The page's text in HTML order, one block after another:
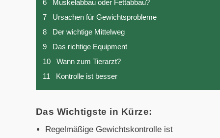
6
Muskelabbau oder Fettabbau?
7
Ursachen für Gewichtsprobleme
8
Der wichtige Mittelweg
9
Das richtige Equipment
10
Wann zum Tierarzt?
11
Kontrolle ist besser
Das Wichtigste in Kürze:
Regelmäßige Gewichtskontrolle ist